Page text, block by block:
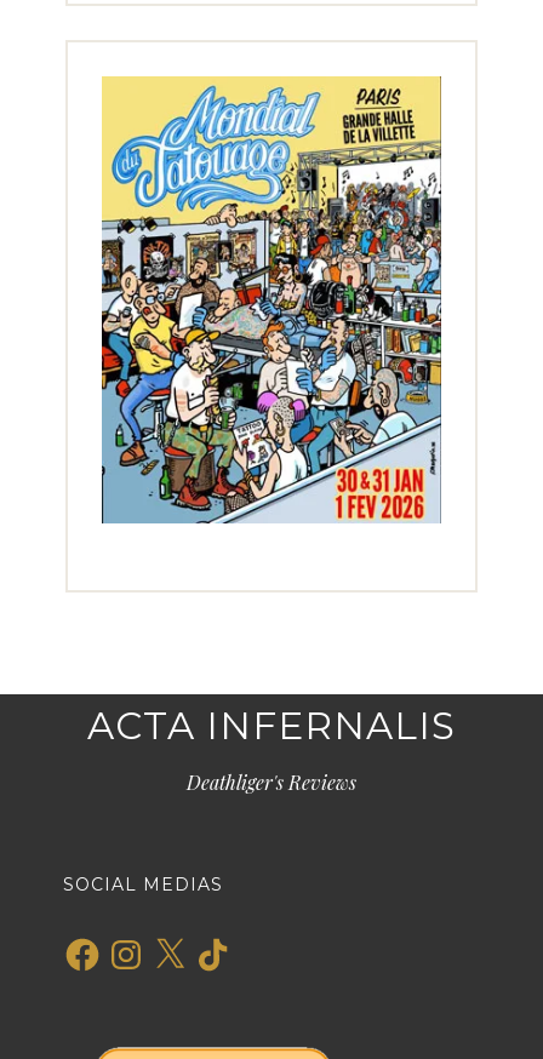
ACTA INFERNALIS
Deathliger's Reviews
SOCIAL MEDIAS
FacebookInstagram
X TikTok